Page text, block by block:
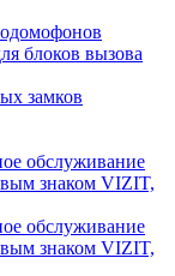
блоков вызова
замков
обслуживание
знаком VIZIT,
обслуживание
знаком VIZIT,